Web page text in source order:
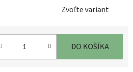
Zvoľte variant
DO KOŠÍKA